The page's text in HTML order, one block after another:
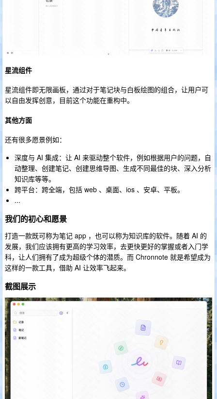
星流组件
星流组件即无限画板，通过对于笔记块与白板绘图的组合，让用户可
以自由发挥创意，目前这个功能在重构中。
其他方面
还有很多愿景例如：
深度与 AI 集成：让 AI 来驱动整个软件，例如根据用户的问题，自
动整理、创建笔记、创建思维导图、生成不同最佳的块、深入分析
知识库等等。
跨平台：跨全端，包括 web 、桌面、ios 、安卓、平板。
...
我们的初心和愿景
打造一款既可称为笔记 app ，也可以称为知识库的软件。随着 AI 的
发展，我们应该拥有更高的学习效率，去更快更好的掌握或者入门学
科，让人们拥有了成为超级个体的潜质。而 Chronnote 就是希望成为
这样的一款工具，借助 AI 让效率飞起来。
截图展示